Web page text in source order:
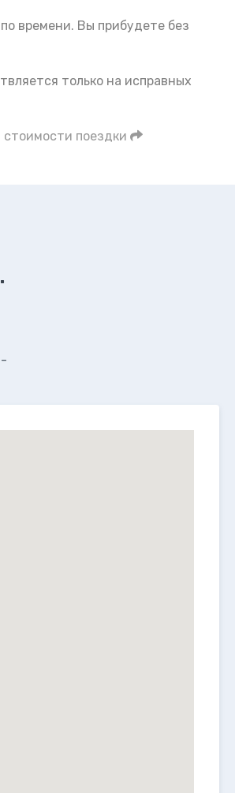
времени. Вы прибудете без
только на исправных
стоимости поездки